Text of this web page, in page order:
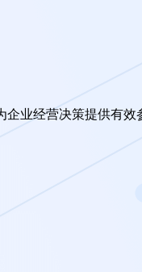
企业经营决策提供有效